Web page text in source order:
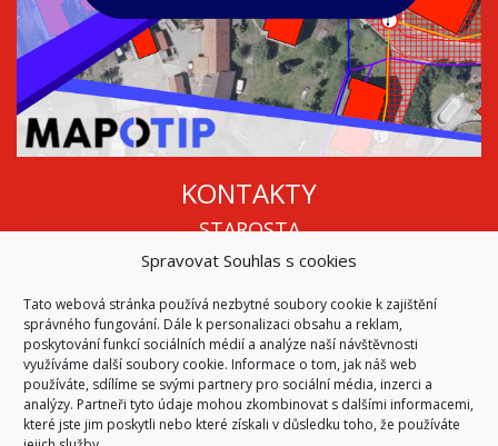
Spravovat Souhlas s cookies
Tato webová stránka používá nezbytné soubory cookie k zajištění
správného fungování. Dále k personalizaci obsahu a reklam,
poskytování funkcí sociálních médií a analýze naší návštěvnosti
využíváme další soubory cookie. Informace o tom, jak náš web
používáte, sdílíme se svými partnery pro sociální média, inzerci a
analýzy. Partneři tyto údaje mohou zkombinovat s dalšími informacemi,
které jste jim poskytli nebo které získali v důsledku toho, že používáte
KONTAKTY
STAROSTA
Mgr. Roman Vala
info@oukojetice.cz
ÚŘEDNÍ HODINY
Po, St: 15:30 - 16:30
Všechny kontakty | Kde nás najdete